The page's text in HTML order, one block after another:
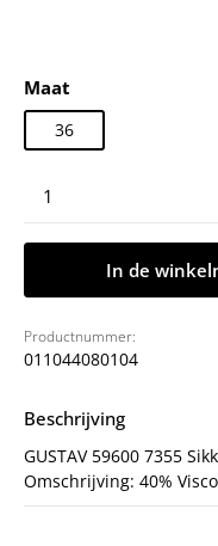
Selecteer
Maat
36
In de
Productnummer:
011044080104
Beschrijving
GUSTAV 59600 7355
Omschrijving: 40%